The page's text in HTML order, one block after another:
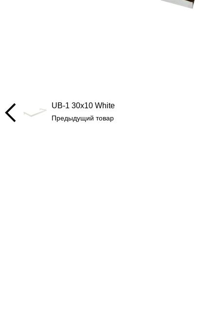
UB-1 30x10 White
Предыдущий товар